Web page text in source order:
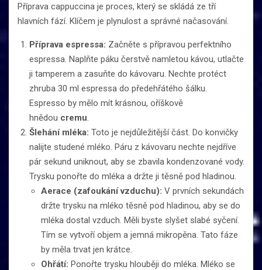
Příprava cappuccina je proces, který se skládá ze tří
hlavních fází. Klíčem je plynulost a správné načasování.
Příprava espressa: Začněte s přípravou perfektního
espressa. Naplňte páku čerstvě namletou kávou, utlačte
ji tamperem a zasuňte do kávovaru. Nechte protéct
zhruba 30 ml espressa do předehřátého šálku.
Espresso by mělo mít krásnou, oříškově
hnědou cremu.
Šlehání mléka: Toto je nejdůležitější část. Do konvičky
nalijte studené mléko. Páru z kávovaru nechte nejdříve
pár sekund uniknout, aby se zbavila kondenzované vody.
Trysku ponořte do mléka a držte ji těsně pod hladinou.
Aerace (zafoukání vzduchu): V prvních sekundách
držte trysku na mléko těsně pod hladinou, aby se do
mléka dostal vzduch. Měli byste slyšet slabé syčení.
Tím se vytvoří objem a jemná mikropěna. Tato fáze
by měla trvat jen krátce.
Ohřátí: Ponořte trysku hlouběji do mléka. Mléko se